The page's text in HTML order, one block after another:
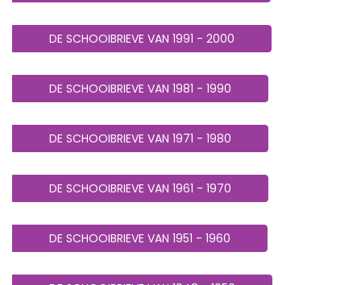
DE SCHOOIBRIEVE VAN 1991 - 2000
DE SCHOOIBRIEVE VAN 1981 - 1990
DE SCHOOIBRIEVE VAN 1971 - 1980
DE SCHOOIBRIEVE VAN 1961 - 1970
DE SCHOOIBRIEVE VAN 1951 - 1960